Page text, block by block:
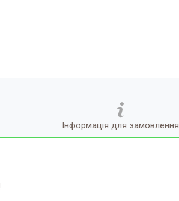
Інформація для замовлення